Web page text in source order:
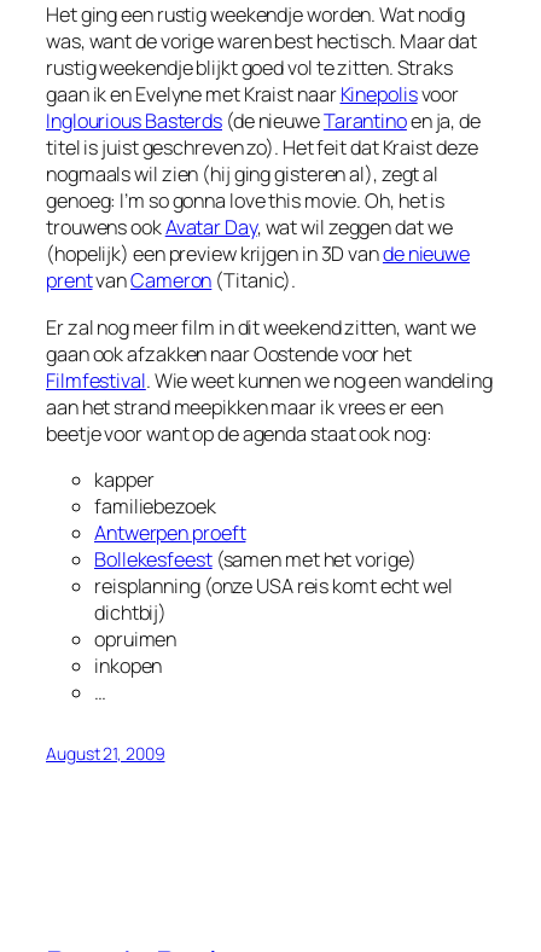
Het ging een rustig weekendje worden. Wat nodig
was, want de vorige waren best hectisch. Maar dat
rustig weekendje blijkt goed vol te zitten. Straks
gaan ik en Evelyne met Kraist naarKinepolisvoor
Inglourious Basterds (de nieuweTarantinoen ja, de
titel is juist geschreven zo). Het feit dat Kraist deze
nogmaals wil zien (hij ging gisteren al), zegt al
genoeg: I’m so gonna love this movie. Oh, het is
trouwens ookAvatar Day, wat wil zeggen dat we
(hopelijk) een preview krijgen in 3D vande nieuwe
prentvanCameron (Titanic).
Er zal nog meer film in dit weekend zitten, want we
gaan ook afzakken naar Oostende voor het
Filmfestival. Wie weet kunnen we nog een wandeling
aan het strand meepikken maar ik vrees er een
beetje voor want op de agenda staat ook nog:
kapper
familiebezoek
Antwerpen proeft
Bollekesfeest(samen met het vorige)
reisplanning (onze USA reis komt echt wel
dichtbij)
opruimen
inkopen
…
August 21, 2009